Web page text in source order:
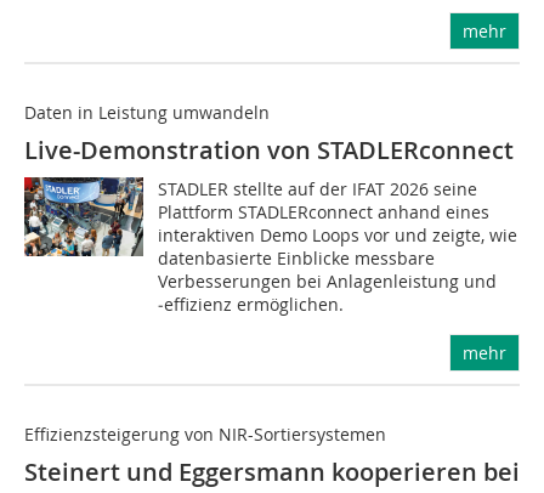
mehr
Daten in Leistung umwandeln
Live-Demonstration von STADLERconnect
STADLER stellte auf der IFAT 2026 seine
Plattform STADLERconnect anhand eines
interaktiven Demo Loops vor und zeigte, wie
datenbasierte Einblicke messbare
Verbesserungen bei Anlagenleistung und
‑effizienz ermöglichen.
mehr
Effizienzsteigerung von NIR-Sortiersystemen
Steinert und Eggersmann kooperieren bei